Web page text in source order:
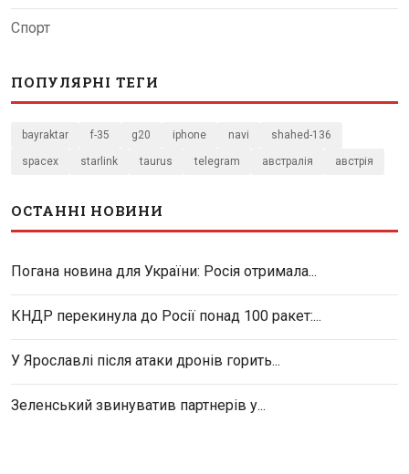
Спорт
ПОПУЛЯРНІ ТЕГИ
bayraktar f-35 g20 iphone navi shahed-136
spacex starlink taurus telegram австралія австрія
ОСТАННІ НОВИНИ
Погана новина для України: Росія отримала...
КНДР перекинула до Росії понад 100 ракет:...
У Ярославлі після атаки дронів горить...
Зеленський звинуватив партнерів у...